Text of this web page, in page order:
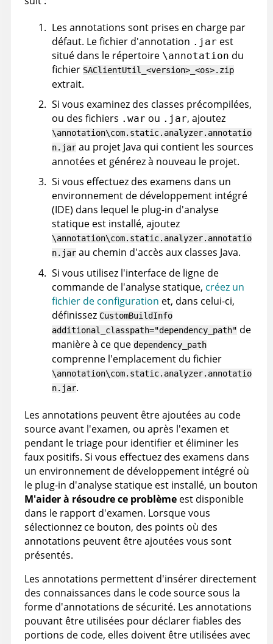
Les annotations sont prises en charge par
défaut. Le fichier d'annotation .jar est
situé dans le répertoire \annotation du
fichier SAClientUtil_<version>_<os>.zip
extrait.
Si vous examinez des classes précompilées,
ou des fichiers .war ou .jar, ajoutez
\annotation\com.static.analyzer.annotatio
n.jar au projet Java qui contient les sources
annotées et générez à nouveau le projet.
Si vous effectuez des examens dans un
environnement de développement intégré
(IDE) dans lequel le plug-in d'analyse
statique est installé, ajoutez
\annotation\com.static.analyzer.annotatio
n.jar au chemin d'accès aux classes Java.
Si vous utilisez l'interface de ligne de
commande de l'analyse statique, créez un
fichier de configuration et, dans celui-ci,
définissez CustomBuildInfo
additional_classpath="dependency_path" de
manière à ce que dependency_path
comprenne l'emplacement du fichier
\annotation\com.static.analyzer.annotatio
n.jar.
Les annotations peuvent être ajoutées au code
source avant l'examen, ou après l'examen et
pendant le triage pour identifier et éliminer les
faux positifs. Si vous effectuez des examens dans
un environnement de développement intégré où
le plug-in d'analyse statique est installé, un bouton
M'aider à résoudre ce problème est disponible
dans le rapport d'examen. Lorsque vous
sélectionnez ce bouton, des points où des
annotations peuvent être ajoutées vous sont
présentés.
Les annotations permettent d'insérer directement
des connaissances dans le code source sous la
forme d'annotations de sécurité. Les annotations
pouvant être utilisées pour déclarer fiables des
portions de code, elles doivent être utilisées avec